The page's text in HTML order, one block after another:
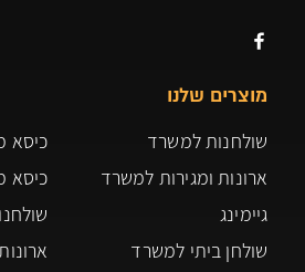
מוצרים שלנו
שולחנות למשרד
ארונות ומגירות למשרד
גיימינג
שולחן ביתי למשרד
כיסא
כיסא